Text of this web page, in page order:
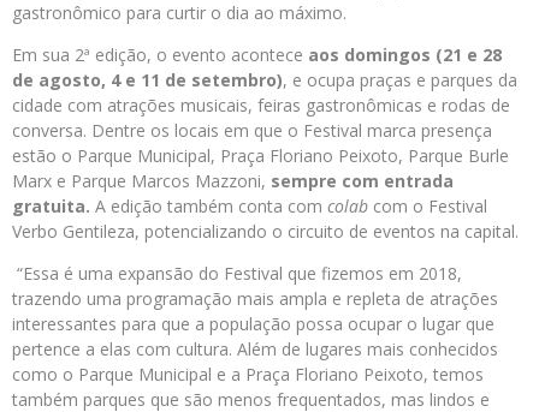
gastronômico para curtir o dia ao máximo.
Em sua 2ª edição, o evento acontece aos domingos (21 e 28
de agosto, 4 e 11 de setembro), e ocupa praças e parques da
cidade com atrações musicais, feiras gastronômicas e rodas de
conversa. Dentre os locais em que o Festival marca presença
estão o Parque Municipal, Praça Floriano Peixoto, Parque Burle
Marx e Parque Marcos Mazzoni, sempre com entrada
gratuita. A edição também conta com colab com o Festival
Verbo Gentileza, potencializando o circuito de eventos na capital.
“Essa é uma expansão do Festival que fizemos em 2018,
trazendo uma programação mais ampla e repleta de atrações
interessantes para que a população possa ocupar o lugar que
pertence a elas com cultura. Além de lugares mais conhecidos
como o Parque Municipal e a Praça Floriano Peixoto, temos
também parques que são menos frequentados, mas lindos e